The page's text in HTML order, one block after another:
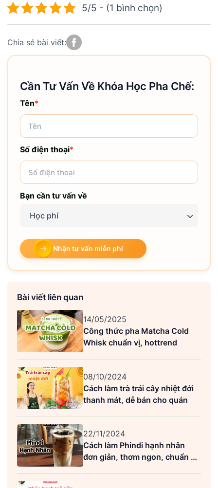
5/5 - (1 bình chọn)
Chia sẻ bài viết:
Cần Tư Vấn Về Khóa Học Pha Chế:
Tên*
Số điện thoại*
Bạn cần tư vấn về
Học phí
Nhận tư vấn miễn phí
Bài viết liên quan
14/05/2025
Công thức pha Matcha Cold
Whisk chuẩn vị, hottrend
08/10/2024
Cách làm trà trái cây nhiệt đới
thanh mát, dễ bán cho quán
22/11/2024
Cách làm Phindi hạnh nhân
đơn giản, thơm ngon, chuẩn vị